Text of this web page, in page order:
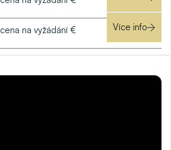
cena na vyžádání € Více info